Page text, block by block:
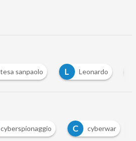
L Leonardo P poste
cyberspionaggio C cyberwar